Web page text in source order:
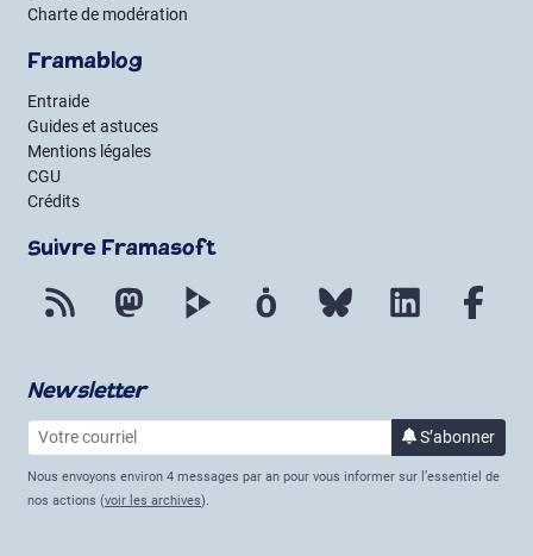
Charte de modération
Framablog
Entraide
Guides et astuces
Mentions légales
CGU
Crédits
Suivre Framasoft
Flux RSS Mastodon PeerTube Mobilizon Bluesky LinkedIn
Newsletter
Votre courriel S’abonnerà la
Nous envoyons environ 4 messages par an pour vous informer sur l’essentiel de
nos actions (voir les archives).